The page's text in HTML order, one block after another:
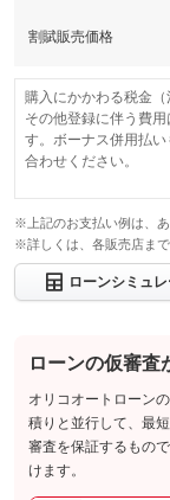
割賦販売価格
購入にかかわる税金
その他登録に伴う費
す。ボーナス併用払
合わせください。
※上記のお支払い例は、あ
※詳しくは、各販売店まで
ローンシミュ
ローンの仮審査
オリコオートローン
積りと並行して、最
審査を保証するもの
けます。